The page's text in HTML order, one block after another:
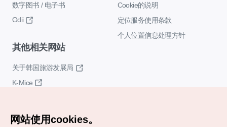
数字图书 / 电子书
Odii
Cookie的说明
定位服务使用条款
个人位置信息处理方针
其他相关网站
关于韩国旅游发展局
K-Mice
网站使用cookies。